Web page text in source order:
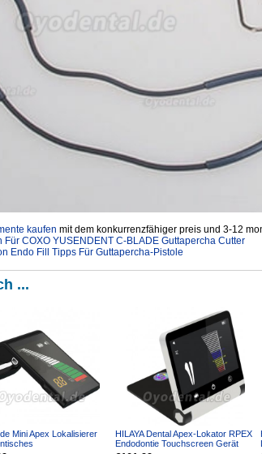
kaufen mit dem konkurrenzfähiger preis und 3-12
COXO YUSENDENT C-BLADE Guttapercha Cutter
Endo Fill Tipps Für Guttapercha-Pistole
...
Mini Apex Lokalisierer
HILAYA Dental Apex-Lokator RPEX
Endodontie Touchscreen Gerät